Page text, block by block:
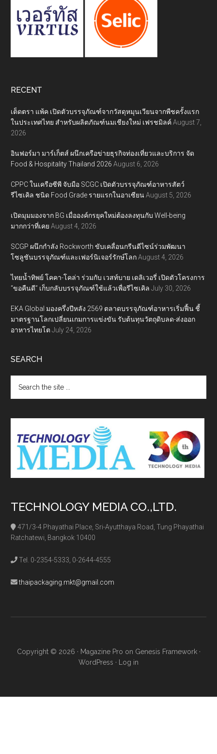
RECENT
เต็ดตรา แพ้ค เปิดตัวบรรจุภัณฑ์จากวัสดุหมุนเวียนจากพืชครั้งแรก
ในประเทศไทย สำหรับผลิตภัณฑ์นมเชียงใหม่ เฟรชมิลค์ August 7,
2026
อินฟอร์มา มาร์เก็ตส์ ผนึกเครือข่ายธุรกิจท่องเที่ยวและบริการ จัด
Food & Hospitality Thailand 2026 August 6, 2026
CPPC ในเครือซีพี จับมือ SCGC เปิดตัวบรรจุภัณฑ์อาหารสัตว์
รีไซเคิล ชนิด Food Grade รายแรกในอาเซียน August 5, 2026
เปิดมุมมองจาก BG เมื่อองค์กรยุคใหม่ต้องลงทุนกับ Well-being
มากกว่าที่เคย August 4, 2026
SCGP ผนึกกำลัง Rockworth ขับเคลื่อนกรีนดีไซน์ร่วมพัฒนา
โซลูชันบรรจุภัณฑ์และเฟอร์นิเจอร์รักษ์โลก August 4, 2026
ไทยน้ำทิพย์ โคคา-โคล่า ร่วมกับ เวสท์บาย เดลิเวอรี่ เปิดตัวโครงการ
“ขอคืนดี” เก็บกลับบรรจุภัณฑ์ใช้แล้วเพื่อรีไซเคิล July 30, 2026
EKA Global มองครึ่งปีหลัง 2569 ตลาดบรรจุภัณฑ์อาหารเริ่มฟื้น ชี้
มาตรฐานโลกเปลี่ยนเกมการแข่งขัน รับต้นทุนวัตถุดิบลด-ส่งออก
อาหารไทยโต July 24, 2026
SEARCH
the
TECHNOLOGY MEDIA CO.,LTD.
471/3-4 Phayathai Place, Sri-Ayutthaya Road, Tung Phayathai
Ratchatewi, Bangkok 10400
Tel. 0-2354-5333, 0-2644-4555
thaipackaging.mkt@gmail.com
Copyright © 2026 · Magazine Pro on Genesis Framework·
WordPress · Log in